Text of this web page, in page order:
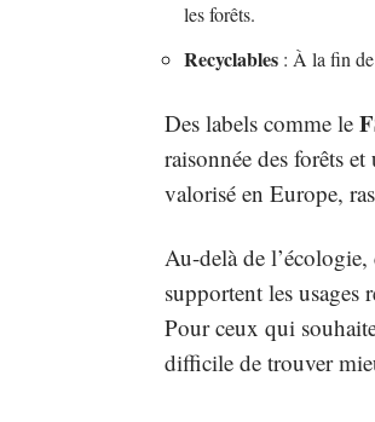
les forêts.
Recyclables : À la fin
Des labels comme le
raisonnée des forêts
valorisé en Europe,
Au-delà de l’écologie,
supportent les usages
Pour ceux qui
difficile de trouver